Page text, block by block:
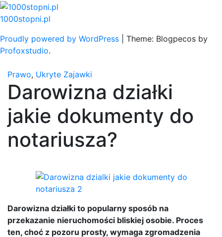
Skip
to
1000stopni.pl
Proudly powered by WordPress
Theme: Blogpecos by
Profoxstudio.
Prawo, Ukryte Zajawki
Darowizna działki
jakie dokumenty do
notariusza?
Darowizna działki to popularny sposób na
przekazanie nieruchomości bliskiej osobie. Proces
ten, choć z pozoru prosty, wymaga zgromadzenia